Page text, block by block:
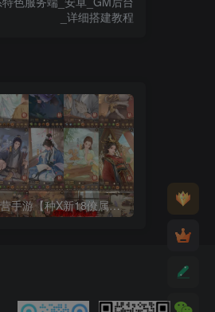
_详细搭建教程
模拟经营手游【种X新18僚属版】10月最新打包VM单机一键端_Linux手工服务端_详细搭建教程_视频教程_赛季修改教程_多功能管理后台_GM授权后台_安卓苹果双端